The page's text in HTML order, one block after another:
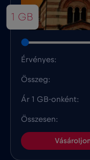
1 GB
Érvényes:
Összeg:
Ár 1 GB-onként:
Összesen: